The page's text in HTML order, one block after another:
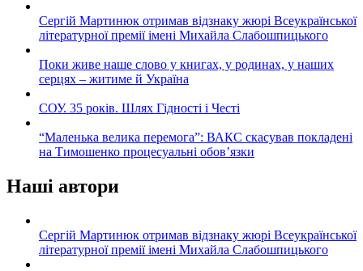
Сергій Мартинюк отримав відзнаку жюрі Всеукраїнської
літературної премії імені Михайла Слабошпицького
Поки живе наше слово у книгах, у родинах, у наших
серцях – житиме й Україна
СОУ. 35 років. Шлях Гідності і Честі
“Маленька велика перемога”: ВАКС скасував покладені
на Тимошенко процесуальні обов’язки
Наші автори
Сергій Мартинюк отримав відзнаку жюрі Всеукраїнської
літературної премії імені Михайла Слабошпицького